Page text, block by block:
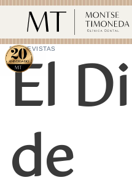
TEST31887
ENTREVISTAS
El
de